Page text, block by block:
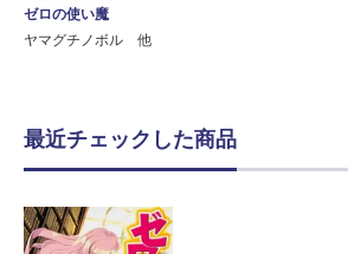
ゼロの使い魔
ヤマグチノボル 他
最近チェックした商品